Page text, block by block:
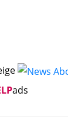
ads